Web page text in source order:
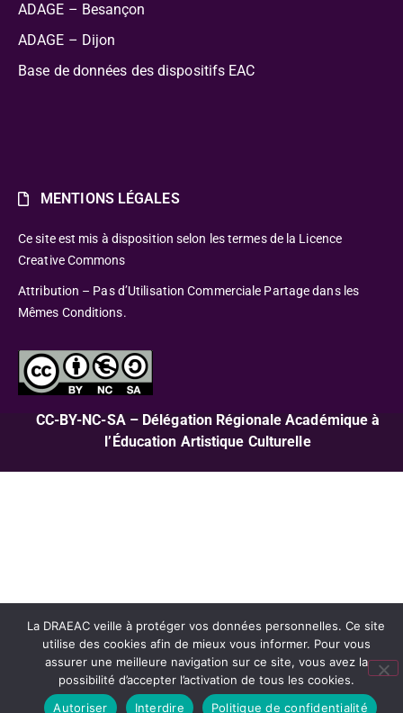
ADAGE – Besançon
ADAGE – Dijon
Base de données des dispositifs EAC
MENTIONS LÉGALES
Ce site est mis à disposition selon les termes de la Licence
Creative Commons
Attribution – Pas d’Utilisation Commerciale Partage dans les
Mêmes Conditions.
CC-BY-NC-SA – Délégation Régionale Académique à
l’Éducation Artistique Culturelle
La DRAEAC veille à protéger vos données personnelles. Ce site
utilise des cookies afin de mieux vous informer. Pour vous
assurer une meilleure navigation sur ce site, vous avez la
possibilité d’accepter l’activation de tous les cookies.
Autoriser
Interdire Politique de confidentialité